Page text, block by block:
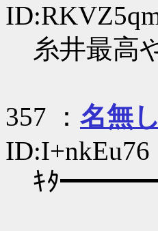
糸井最高
357 ： 名無
ID:I+nkEu76
ｷﾀ